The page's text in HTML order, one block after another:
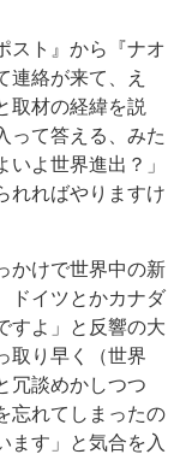
スト』から『ナオ
連絡が来て、え
取材の経緯を説
って答える、みた
よ世界進出？」
れればやりますけ
かけで世界中の新
ドイツとかカナダ
すよ」と反響の大
取り早く（世界
冗談めかしつつ
忘れてしまったの
ます」と気合を入